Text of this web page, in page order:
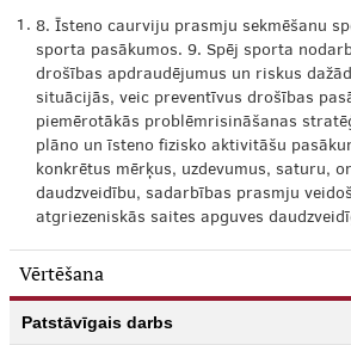
1. 8. Īsteno caurviju prasmju sekmēšanu
sporta pasākumos. 9. Spēj sporta
drošības apdraudējumus un riskus
situācijās, veic preventīvus drošības
piemērotākās problēmrisināšanas
plāno un īsteno fizisko aktivitāšu
konkrētus mērķus, uzdevumus, saturu,
daudzveidību, sadarbības prasmju
atgriezeniskās saites apguves
Vērtēšana
Patstāvīgais darbs